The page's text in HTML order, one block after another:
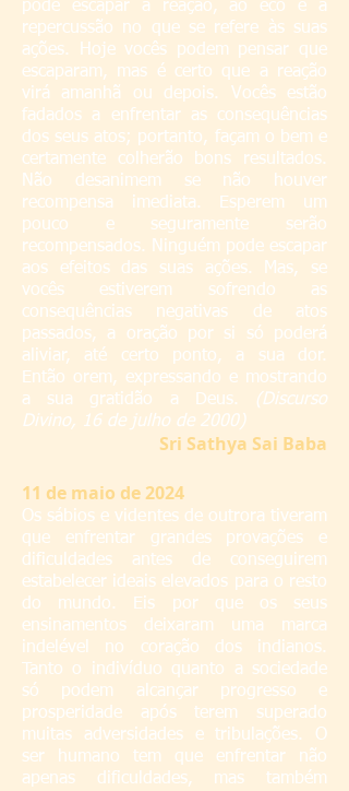
pode escapar à reação, ao eco e à
repercussão no que se refere às suas
ações. Hoje vocês podem pensar que
escaparam, mas é certo que a reação
virá amanhã ou depois. Vocês estão
fadados a enfrentar as consequências
dos seus atos; portanto, façam o bem e
certamente colherão bons resultados.
Não desanimem se não houver
recompensa imediata. Esperem um
pouco e seguramente serão
recompensados. Ninguém pode escapar
aos efeitos das suas ações. Mas, se
vocês estiverem sofrendo as
consequências negativas de atos
passados, a oração por si só poderá
aliviar, até certo ponto, a sua dor.
Então orem, expressando e mostrando
a sua gratidão a Deus.
(Discurso
Divino, 16 de julho de 2000)
Sri Sathya Sai Baba
11 de maio de 2024
Os sábios e videntes de outrora tiveram
que enfrentar grandes provações e
dificuldades antes de conseguirem
estabelecer ideais elevados para o resto
do mundo. Eis por que os seus
ensinamentos deixaram uma marca
indelével no coração dos indianos.
Tanto o indivíduo quanto a sociedade
só podem alcançar progresso e
prosperidade após terem superado
muitas adversidades e tribulações. O
ser humano tem que enfrentar não
apenas dificuldades, mas também